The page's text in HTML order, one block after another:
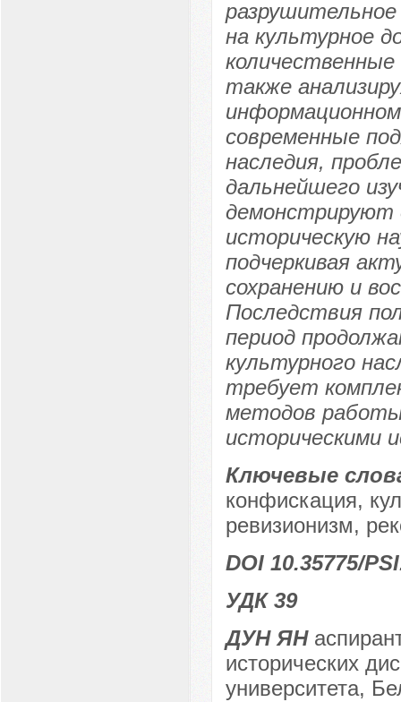
на культурное
также
современные
наследия,
дальнейшего
демонстрируют
историческую
подчеркивая
сохранению и
Последствия
период
культурного
требует
методов
историческими
Ключевые
конфискация,
ревизионизм,
DOI 10.35775/
УДК 39
ДУН ЯН
исторических
университета,